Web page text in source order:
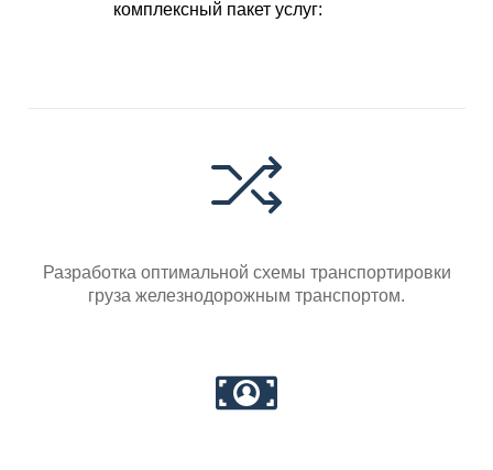
комплексный пакет услуг:
Разработка оптимальной схемы транспортировки
груза железнодорожным транспортом.